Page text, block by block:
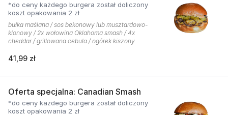
*do ceny każdego burgera został doliczony
koszt opakowania 2 zł
bułka maślana / sos bekonowy lub musztardowo-
klonowy / 2x wołowina Oklahoma smash / 4x
cheddar / grillowana cebula / ogórek kiszony
41,99 zł
Oferta specjalna: Canadian Smash
*do ceny każdego burgera został doliczony
koszt opakowania 2 zł